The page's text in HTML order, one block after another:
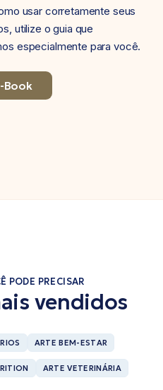
usar corretamente seus
utilize o guia que
especialmente para você.
Book
PODE PRECISAR
vendidos
ARTE BEM-ESTAR
ARTE VETERINÁRIA